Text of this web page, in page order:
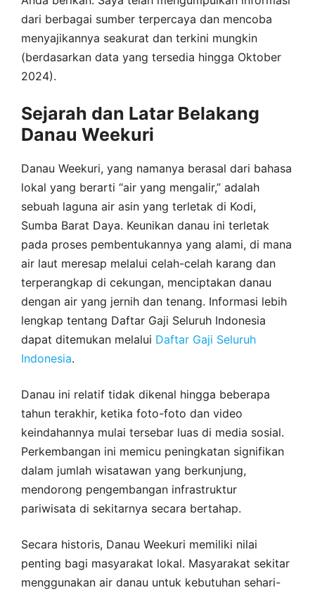
dari berbagai sumber terpercaya dan mencoba
menyajikannya seakurat dan terkini mungkin
(berdasarkan data yang tersedia hingga Oktober
2024).
Sejarah dan Latar Belakang
Danau Weekuri
Danau Weekuri, yang namanya berasal dari bahasa
lokal yang berarti “air yang mengalir,” adalah
sebuah laguna air asin yang terletak di Kodi,
Sumba Barat Daya. Keunikan danau ini terletak
pada proses pembentukannya yang alami, di mana
air laut meresap melalui celah-celah karang dan
terperangkap di cekungan, menciptakan danau
dengan air yang jernih dan tenang. Informasi lebih
lengkap tentang Daftar Gaji Seluruh Indonesia
dapat ditemukan melalui Daftar Gaji Seluruh
Indonesia.
Danau ini relatif tidak dikenal hingga beberapa
tahun terakhir, ketika foto-foto dan video
keindahannya mulai tersebar luas di media sosial.
Perkembangan ini memicu peningkatan signifikan
dalam jumlah wisatawan yang berkunjung,
mendorong pengembangan infrastruktur
pariwisata di sekitarnya secara bertahap.
Secara historis, Danau Weekuri memiliki nilai
penting bagi masyarakat lokal. Masyarakat sekitar
menggunakan air danau untuk kebutuhan sehari-